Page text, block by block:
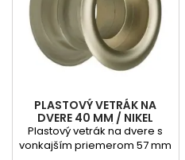
PLASTOVÝ VETRÁK NA
DVERE 40 MM / NIKEL
MATNÝ
Plastový vetrák na dvere s
vonkajším priemerom 57 mm